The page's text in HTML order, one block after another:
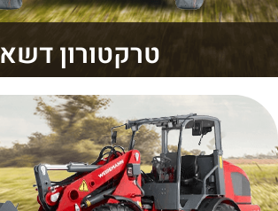
טרקטורון דשא